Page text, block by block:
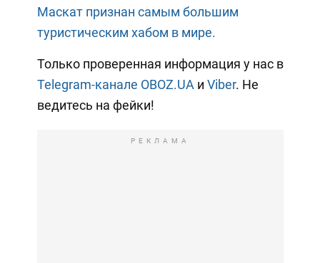
Маскат признан самым большим
туристическим хабом в мире.
Только проверенная информация у нас в
Telegram-канале OBOZ.UAи Viber. Не
ведитесь на фейки!
РЕКЛАМА